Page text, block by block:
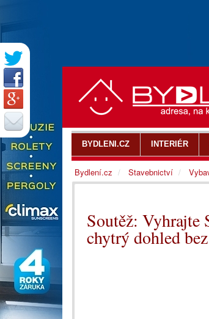
Soutěž: Vyhrajte
chytrý dohled
BYDLENI.CZ INTERIÉR
Bydlení.cz Stavebnictví